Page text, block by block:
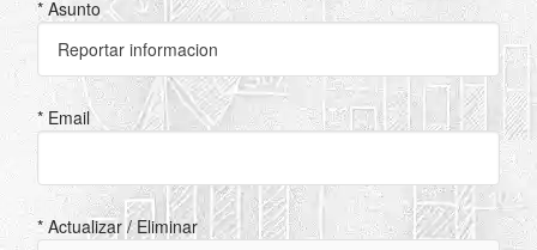
* Asunto
* Email
* Actualizar / Eliminar